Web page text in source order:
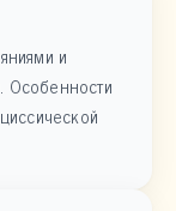
и